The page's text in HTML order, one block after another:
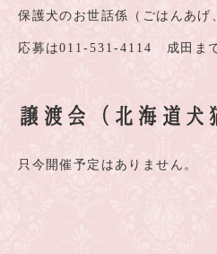
保護犬のお世話係（ごはんあげ
応募は011-531-4114 成田ま
譲渡会（北海道犬
只今開催予定はありません。